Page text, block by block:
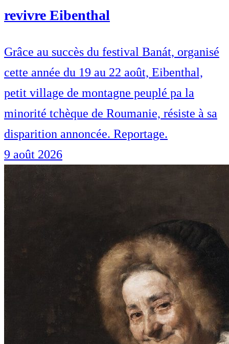
revivre Eibenthal
Grâce au succès du festival Banát, organisé
cette année du 19 au 22 août, Eibenthal,
petit village de montagne peuplé pa la
minorité tchèque de Roumanie, résiste à sa
disparition annoncée. Reportage.
9 août 2026